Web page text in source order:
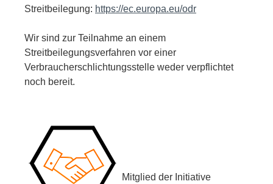
Streitbeilegung: https://ec.europa.eu/odr
Wir sind zur Teilnahme an einem
Streitbeilegungsverfahren vor einer
Verbraucherschlichtungsstelle weder verpflichtet
noch bereit.
Mitglied der Initiative